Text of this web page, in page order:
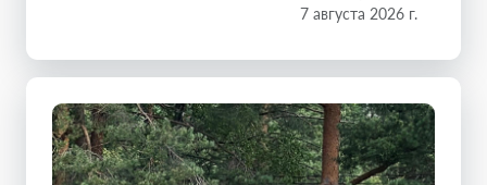
7 августа 2026 г.